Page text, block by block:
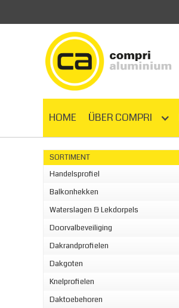
HOME ÜBER COMPRI
SORTIMENT
Handelsprofiel
Balkonhekken
Waterslagen & Lekdorpels
Doorvalbeveiliging
Dakrandprofielen
Dakgoten
Knelprofielen
Daktoebehoren